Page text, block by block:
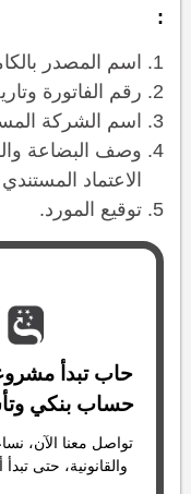
:
اسم المصدر
رقم الفاتورة
اسم الشركة
وصف البضاعة
الاعتماد
توقيع المورد.
حاب تبدأ
حساب بنكي
تواصل معنا الآن،
والقانونية، حتى